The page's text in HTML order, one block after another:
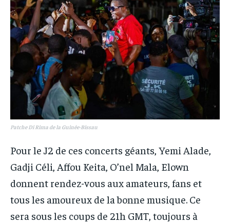
Patche Di Rima de la Guinée-Bissau
Pour le J2 de ces concerts géants, Yemi Alade,
Gadji Céli, Affou Keita, O’nel Mala, Elown
donnent rendez-vous aux amateurs, fans et
tous les amoureux de la bonne musique. Ce
sera sous les coups de 21h GMT, toujours à